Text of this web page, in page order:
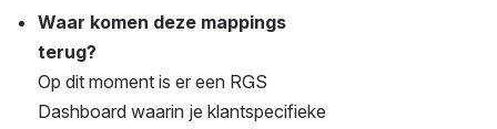
Waar komen deze mappings
terug?
Op dit moment is er een RGS
Dashboard waarin je klantspecifieke